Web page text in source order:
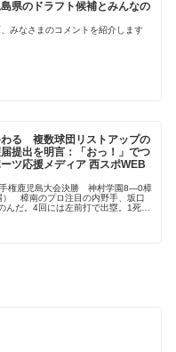
県のドラフト候補とみんなの
みなさまのコメントを紹介します
る 複数球団リストアップの
提出を明言：「おっ！」でつ
ツ応援メディア 西スポWEB
権鹿児島大会決勝 神村学園8―0樟
） 樟南のプロ注目の内野手、坂口
んだ。4回には左前打で出塁。1死